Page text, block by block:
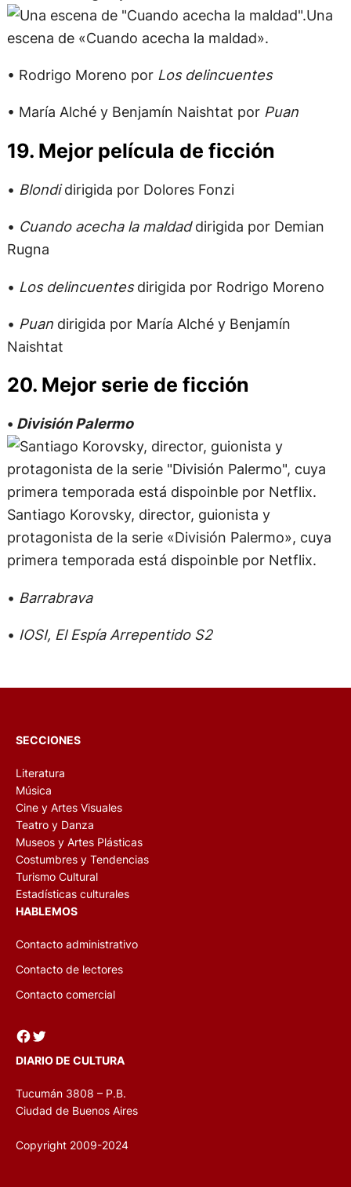
Una
escena de «Cuando acecha la maldad».
• Rodrigo Moreno por Los delincuentes
• María Alché y Benjamín Naishtat por Puan
19. Mejor película de ficción
• Blondidirigida por Dolores Fonzi
• Cuando acecha la maldaddirigida por Demian
Rugna
• Los delincuentesdirigida por Rodrigo Moreno
• Puandirigida por María Alché y Benjamín
Naishtat
20. Mejor serie de ficción
• División Palermo
Santiago Korovsky, director, guionista y
protagonista de la serie «División Palermo», cuya
primera temporada está dispoinble por Netflix.
• Barrabrava
• IOSI, El Espía Arrepentido S2
SECCIONES
Literatura
Música
Cine y Artes Visuales
Teatro y Danza
Museos y Artes Plásticas
Costumbres y Tendencias
Turismo Cultural
Estadísticas culturales
HABLEMOS
Contacto administrativo
Contacto de lectores
Contacto comercial
Facebook Twitter
DIARIO DE CULTURA
Tucumán 3808 – P.B.
Ciudad de Buenos Aires
Copyright 2009-2024